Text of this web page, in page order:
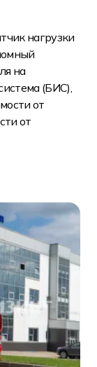
нагрузки
на
(БИС),
от
от